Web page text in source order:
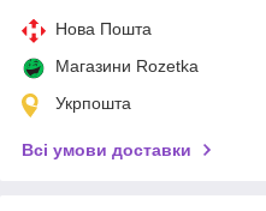
Нова Пошта
Магазини Rozetka
Укрпошта
Всі умови доставки